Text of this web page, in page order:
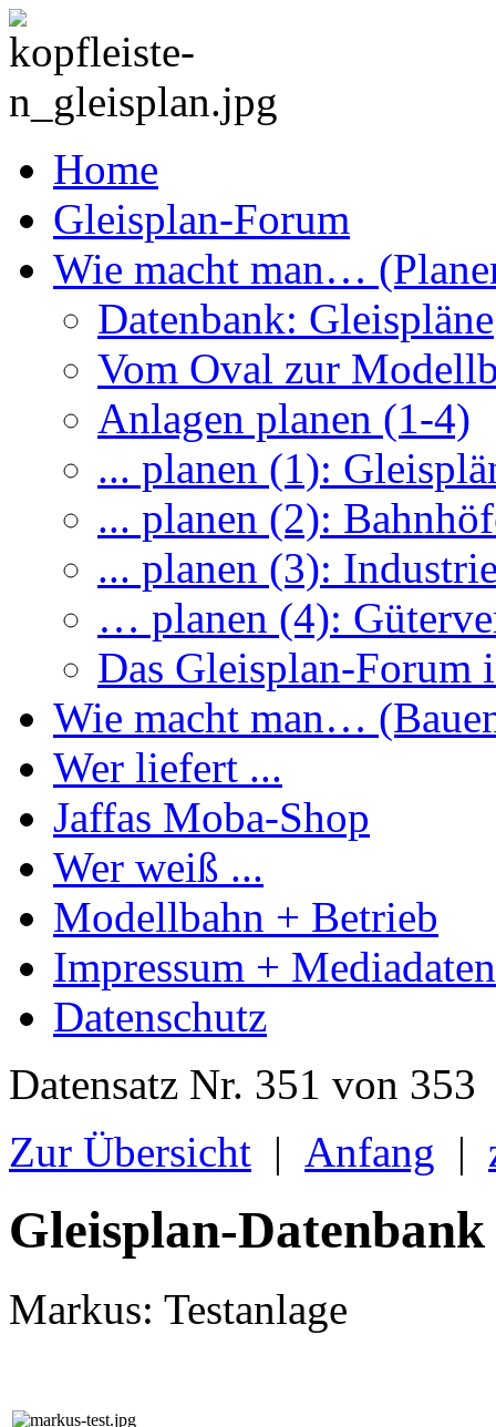
Home
Gleisplan-Forum
Wie macht man…
Datenbank: Gleispläne
Vom Oval zur
Anlagen planen (1-4)
... planen (1):
... planen (2):
... planen (3):
… planen (4):
Das Gleisplan-Forum
Wie macht man…
Wer liefert ...
Jaffas Moba-Shop
Wer weiß ...
Modellbahn + Betrieb
Impressum + Mediadaten
Datenschutz
Datensatz Nr. 351 von 353
Zur Übersicht | Anfang |
Gleisplan-Datenbank
Markus: Testanlage